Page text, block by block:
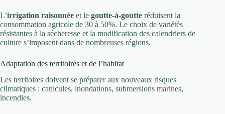
L’irrigation raisonnée et le goutte-à-goutte réduisent la
consommation agricole de 30 à 50%. Le choix de variétés
résistantes à la sécheresse et la modification des calendriers de
culture s’imposent dans de nombreuses régions.
Adaptation des territoires et de l’habitat
Les territoires doivent se préparer aux nouveaux risques
climatiques : canicules, inondations, submersions marines,
incendies.